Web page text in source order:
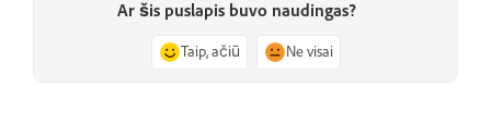
Ar šis puslapis buvo naudingas?
Taip, ačiū Ne visai